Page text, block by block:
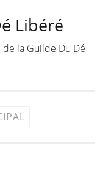
Libéré
la Guilde Du Dé